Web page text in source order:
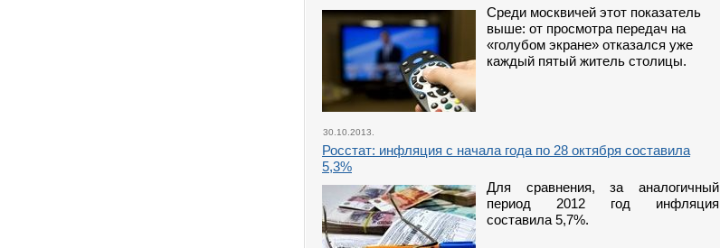
Среди москвичей этот показатель
выше: от просмотра передач на
«голубом экране» отказался уже
каждый пятый житель столицы.
30.10.2013.
Росстат: инфляция с начала года по 28 октября составила
5,3%
Для сравнения, за аналогичный
период 2012 год инфляция
составила 5,7%.